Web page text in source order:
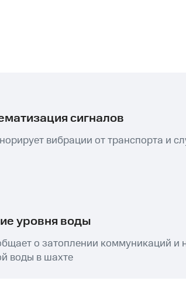
сигналов
вибрации от транспорта и
уровня воды
о затоплении коммуникаций и
воды в шахте